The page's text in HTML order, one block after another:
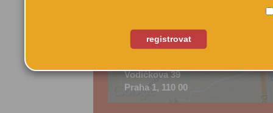
Vodičkova 39
Praha 1, 110 00
registrovat